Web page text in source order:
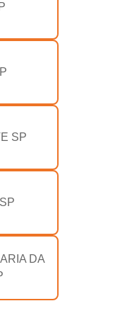
SP
DA